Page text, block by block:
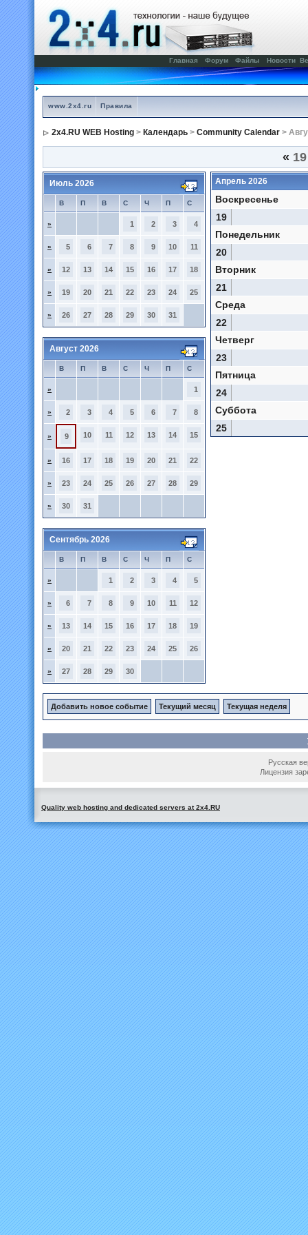
Главная Форум Файлы Новости
www.2x4.ru Правила
2x4.RU WEB Hosting > Календарь > Community Calendar >
«
Июль 2026
В П В С Ч П С
» 1 2 3 4
» 5 6 7 8 9 10 11
» 12 13 14 15 16 17 18
» 19 20 21 22 23 24 25
» 26 27 28 29 30 31
Август 2026
В П В С Ч П С
» 1
» 2 3 4 5 6 7 8
» 9 10 11 12 13 14 15
» 16 17 18 19 20 21 22
» 23 24 25 26 27 28 29
» 30 31
Сентябрь 2026
В П В С Ч П С
» 1 2 3 4 5
» 6 7 8 9 10 11 12
» 13 14 15 16 17 18 19
» 20 21 22 23 24 25 26
» 27 28 29 30
Апрель 2026
Воскресенье
19
Понедельник
20
Вторник
21
Среда
22
Четверг
23
Пятница
24
Суббота
25
Добавить новое событие Текущий месяц Текущая неделя
Русская
Лицензия
Quality web hosting and dedicated servers at 2x4.RU